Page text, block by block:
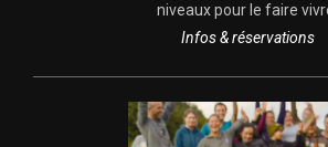
niveaux pour le faire
Infos & réservations